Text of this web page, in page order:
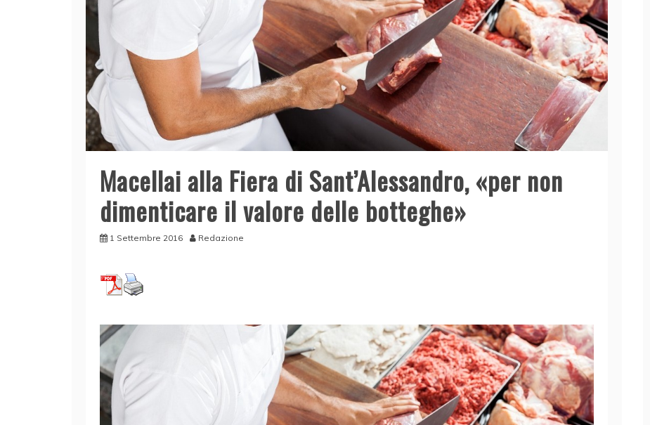
Macellai alla Fiera di Sant’Alessandro, «per non
dimenticare il valore delle botteghe»
1 Settembre 2016 Redazione